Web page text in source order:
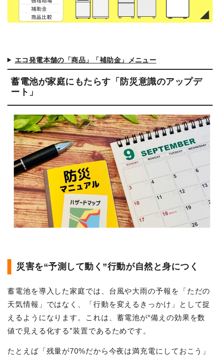
エコ発電本舗の「商品」「補助金」メニュー
蓄電池が家庭にもたらす「防災意識のアップデ
ート」
災害を“予測して動く”行動が自然と身につく
蓄電池を導入した家庭では、台風や大雨の予報を「ただの
天気情報」ではなく、「行動を変えるきっかけ」として捉
えるようになります。これは、蓄電池が“備えの効果を数
値で見える化する”装置であるためです。
たとえば「残量が70%だから今夜は満充電にしておこう」